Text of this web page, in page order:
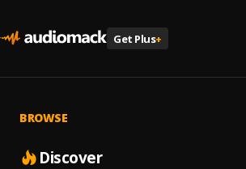
Get Plus+
BROWSE
Discover